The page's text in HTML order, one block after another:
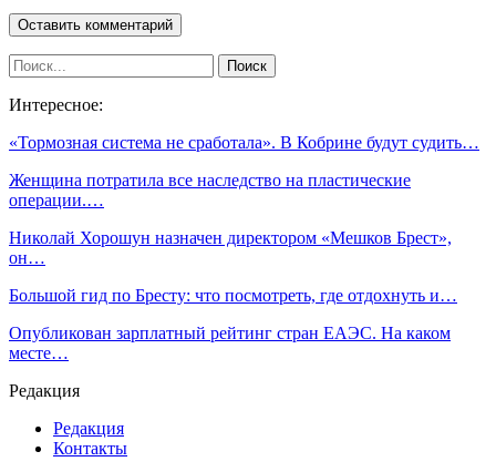
Интересное:
«Тормозная система не сработала». В Кобрине будут судить…
Женщина потратила все наследство на пластические
операции.…
Николай Хорошун назначен директором «Мешков Брест»,
он…
Большой гид по Бресту: что посмотреть, где отдохнуть и…
Опубликован зарплатный рейтинг стран ЕАЭС. На каком
месте…
Редакция
Редакция
Контакты